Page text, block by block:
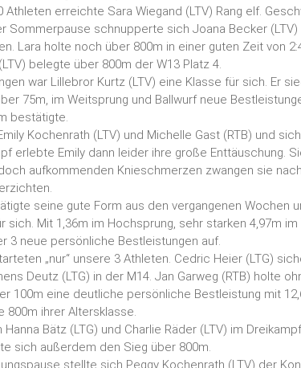
Athleten erreichte Sara Wiegand (LTV) Rang elf.
Sommerpause schnupperte sich Joana Becker
Lara holte noch über 800m in einer guten Zeit von
belegte über 800m der W13 Platz 4.
war Lillebror Kurtz (LTV) eine Klasse für sich. Er
75m, im Weitsprung und Ballwurf neue
bestätigte.
Kochenrath (LTV) und Michelle Gast (RTB) und
erlebte Emily dann leider ihre große Enttäuschung.
aufkommenden Knieschmerzen zwangen sie
seine gute Form aus den vergangenen Wochen
sich. Mit 1,36m im Hochsprung, sehr starken 4,97m
3 neue persönliche Bestleistungen auf.
„nur“ unsere 3 Athleten. Cedric Heier (LTG)
Deutz (LTG) in der M14. Jan Garweg (RTB) holte
100m eine deutliche persönliche Bestleistung mit
800m ihrer Altersklasse.
Hanna Bätz (LTG) und Charlie Räder (LTV) im
sich außerdem den Sieg über 800m.